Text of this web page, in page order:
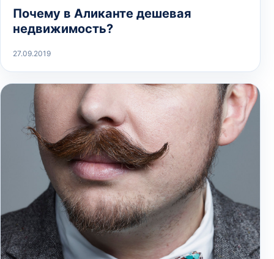
Почему в Аликанте дешевая
недвижимость?
27.09.2019